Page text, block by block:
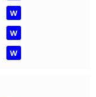
W
W
W